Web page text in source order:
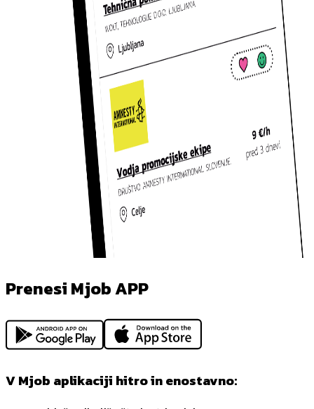
Prenesi Mjob APP
V Mjob aplikaciji hitro in enostavno: